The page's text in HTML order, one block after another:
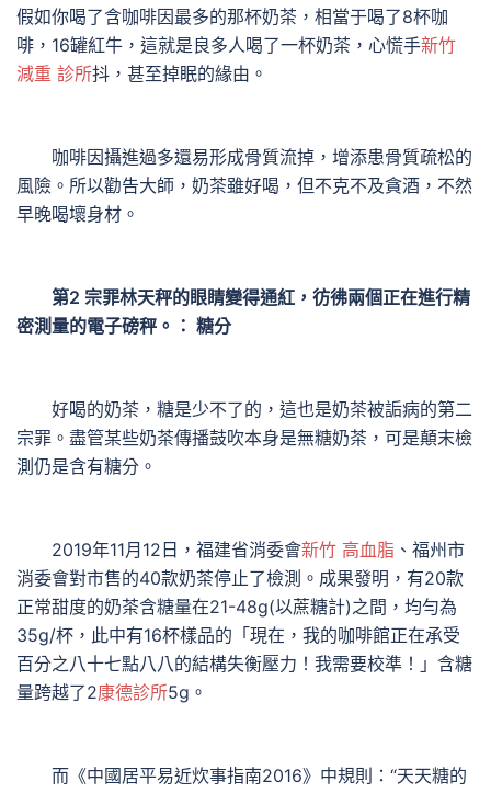
假如你喝了含咖啡因最多的那杯奶茶，相當于喝了8杯咖
啡，16罐紅牛，這就是良多人喝了一杯奶茶，心慌手新竹
減重 診所抖，甚至掉眠的緣由。
咖啡因攝進過多還易形成骨質流掉，增添患骨質疏松的
風險。所以勸告大師，奶茶雖好喝，但不克不及貪酒，不然
早晚喝壞身材。
第2 宗罪林天秤的眼睛變得通紅，彷彿兩個正在進行精
密測量的電子磅秤。： 糖分
好喝的奶茶，糖是少不了的，這也是奶茶被詬病的第二
宗罪。盡管某些奶茶傳播鼓吹本身是無糖奶茶，可是顛末檢
測仍是含有糖分。
2019年11月12日，福建省消委會新竹 高血脂 、福州市
消委會對市售的40款奶茶停止了檢測。成果發明，有20款
正常甜度的奶茶含糖量在21-48g(以蔗糖計)之間，均勻為
35g/杯，此中有16杯樣品的「現在，我的咖啡館正在承受
百分之八十七點八八的結構失衡壓力！我需要校準！」含糖
量跨越了2康德診所5g。
而《中國居平易近炊事指南2016》中規則：“天天糖的